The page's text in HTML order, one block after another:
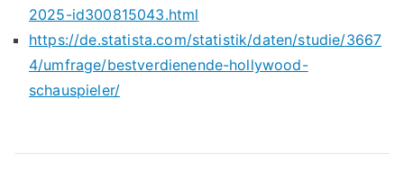
2025-id300815043.html
https://de.statista.com/statistik/daten/studie/3667
4/umfrage/bestverdienende-hollywood-
schauspieler/